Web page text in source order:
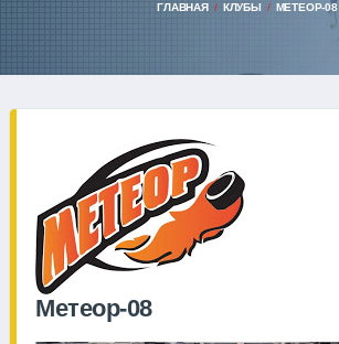
ГЛАВНАЯ КЛУБЫ МЕТЕОР-08
Метеор-08